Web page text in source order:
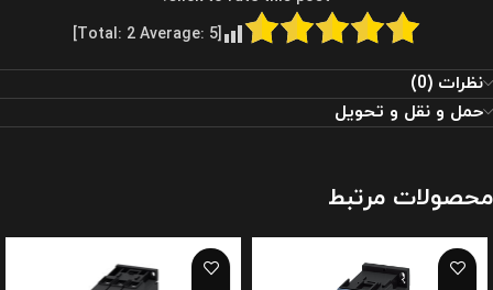
[Total:
2 Average: 5
]
نظرات (0)
حمل و نقل و تحویل
محصولات مرتبط